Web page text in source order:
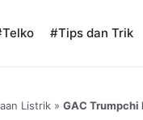
#Tips dan Trik
Listrik» GAC Trumpchi